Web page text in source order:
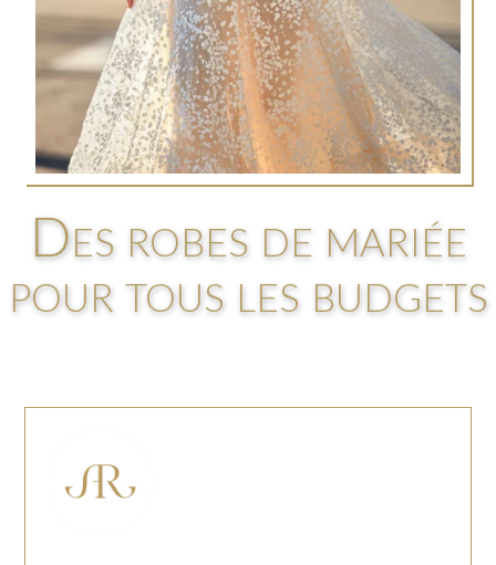
Des robes de mariée
pour tous les budgets